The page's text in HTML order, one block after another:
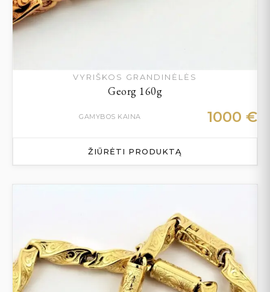
VYRIŠKOS GRANDINĖLĖS
Georg 160g
GAMYBOS KAINA 1000 €
ŽIŪRĖTI PRODUKTĄ